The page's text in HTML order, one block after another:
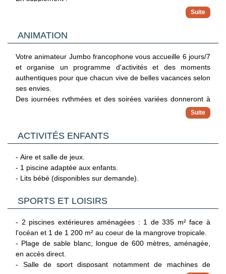
- Terrasse ou balcon aménagé.
Capacité maximale : 2 adultes.
Avec supplément :
- Suite vue mangrove ou piscine (49 m²). Capacité maximale
: 3 adultes ou 2 adultes + 1 enfant (lit d'appoint).
Info : logements sans TV.
NB : Certaines chambres disposent d'un balcon commun
avec une chambre voisine.
ANIMATION
Votre animateur Jumbo francophone vous accueille 6 jours/7
et organise un programme d'activités et des moments
authentiques pour que chacun vive de belles vacances selon
ses envies.
Des journées rythmées et des soirées variées donneront à
L'hôtel propose aussi :
- animation internationale légère en journée (stretching,
ACTIVITÉS ENFANTS
- Aire et salle de jeux.
- 1 piscine adaptée aux enfants.
- Lits bébé (disponibles sur demande).
SPORTS ET LOISIRS
- 2 piscines extérieures aménagées : 1 de 335 m² face à
l'océan et 1 de 1 200 m² au coeur de la mangrove tropicale.
- Plage de sable blanc, longue de 600 mètres, aménagée,
en accès direct.
- Salle de sport disposant notamment de machines de